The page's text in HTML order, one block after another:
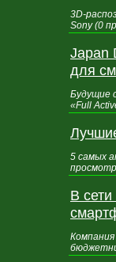
3D-
Sony (0
Japan
для
Будущие
«Full
5 самых
В